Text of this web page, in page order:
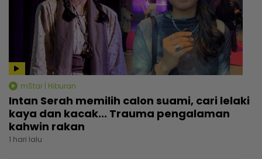
mStar | Hiburan
Intan Serah memilih calon suami, cari lelaki
kaya dan kacak... Trauma pengalaman
kahwin rakan
1 hari lalu